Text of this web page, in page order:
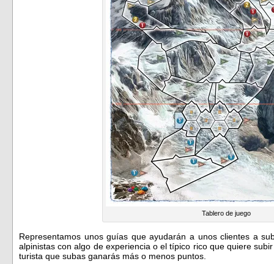
Tablero de juego
Representamos unos guías que ayudarán a unos clientes a
alpinistas con algo de experiencia o el típico rico que quiere
turista que subas ganarás más o menos puntos.